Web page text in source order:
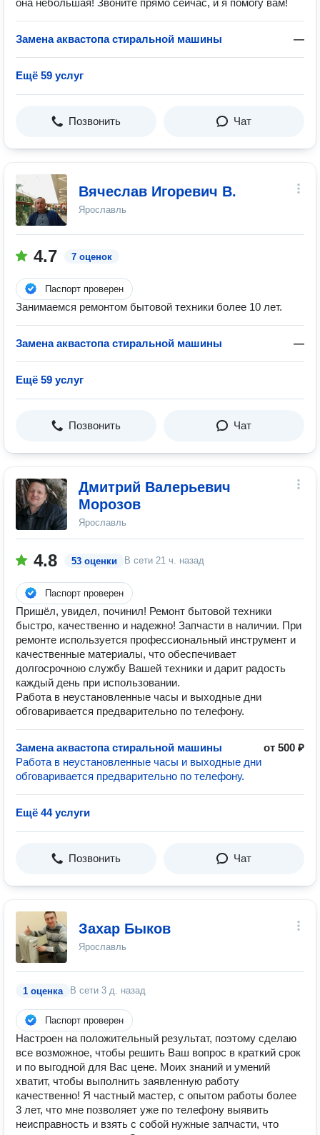
она небольшая! Звоните прямо сейчас, и я помогу вам!
Замена аквастопа стиральной машины —
Ещё 59 услуг
Позвонить Чат
Вячеслав Игоревич В.
Ярославль
4.7 7 оценок
Паспорт проверен
Занимаемся ремонтом бытовой техники более 10 лет.
Замена аквастопа стиральной машины —
Ещё 59 услуг
Позвонить Чат
Дмитрий Валерьевич
Морозов
Ярославль
4.8 53 оценки В сети 21 ч. назад
Паспорт проверен
Пришёл, увидел, починил! Ремонт бытовой техники
быстро, качественно и надежно! Запчасти в наличии. При
ремонте используется профессиональный инструмент и
качественные материалы, что обеспечивает
долгосрочною службу Вашей техники и дарит радость
каждый день при использовании.
Работа в неустановленные часы и выходные дни
обговаривается предварительно по телефону.
Замена аквастопа стиральной машины
от 500 ₽
Работа в неустановленные часы и выходные дни
обговаривается предварительно по телефону.
Ещё 44 услуги
Позвонить Чат
Захар Быков
Ярославль
1 оценка В сети 3 д. назад
Паспорт проверен
Настроен на положительный результат, поэтому сделаю
все возможное, чтобы решить Ваш вопрос в краткий срок
и по выгодной для Вас цене. Моих знаний и умений
хватит, чтобы выполнить заявленную работу
качественно! Я частный мастер, с опытом работы более
3 лет, что мне позволяет уже по телефону выявить
неисправность и взять с собой нужные запчасти, что